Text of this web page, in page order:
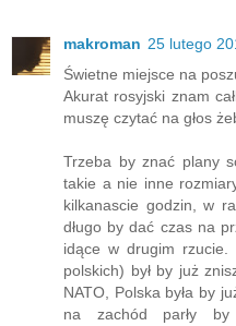
makroman 25 lutego
Świetne miejsce na
Akurat rosyjski znam
muszę czytać na głos
Trzeba by znać plany
takie a nie inne
kilkanascie godzin, w
długo by dać czas na
idące w drugim
polskich) był by już
NATO, Polska była by
na zachód parły by